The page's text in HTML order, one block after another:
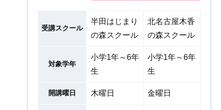
受講スクール
半田はじまり
の森スクール
北名古屋木香
の森スクール
対象学年
小学1年～6年
生
小学1年～6年
生
開講曜日 木曜日 金曜日